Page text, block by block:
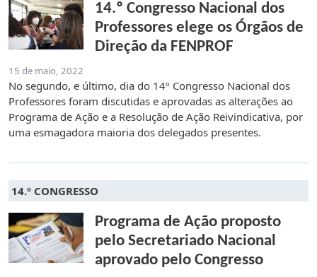
14.º Congresso Nacional dos
Professores elege os Órgãos de
Direção da FENPROF
15 de maio, 2022
No segundo, e último, dia do 14º Congresso Nacional dos
Professores foram discutidas e aprovadas as alterações ao
Programa de Ação e a Resolução de Ação Reivindicativa, por
uma esmagadora maioria dos delegados presentes.
14.º CONGRESSO
Programa de Ação proposto
pelo Secretariado Nacional
aprovado pelo Congresso